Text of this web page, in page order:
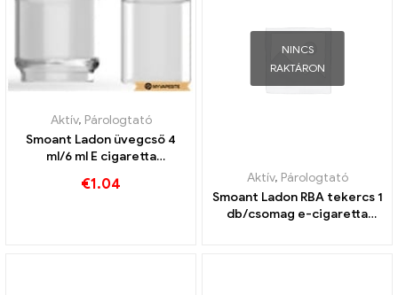
Aktív, Párologtató
Smoant Ladon üvegcső 4
ml/6 ml E cigaretta
€1.04
NINCS
RAKTÁRON
Aktív, Párologtató
Smoant Ladon RBA tekercs 1
db/csomag e-cigaretta